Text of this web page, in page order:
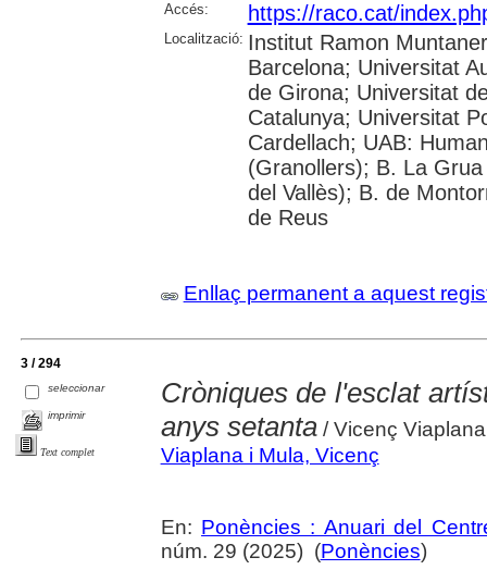
Accés: https://raco.cat/
Localització: Institut Ramon
Barcelona; Universitat
de Girona; Universitat
Catalunya; Universitat
Cardellach; UAB:
(Granollers); B. La
del Vallès); B. de
de Reus
Enllaç permanent a aquest
3 / 294
seleccionar
imprimir
Text complet
Cròniques de l'esclat
anys setanta/ Vicenç Viaplana
Viaplana i Mula, Vicenç
En: Ponències : Anuari del
núm. 29 (2025) (Ponències)